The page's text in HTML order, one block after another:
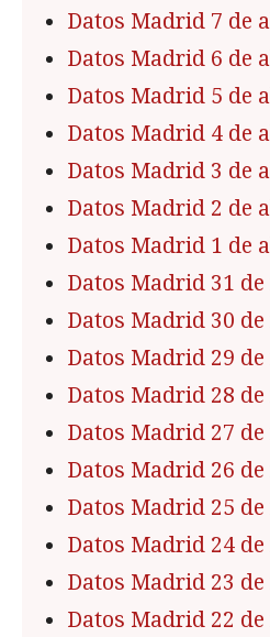
Datos Madrid 7 de
Datos Madrid 6 de
Datos Madrid 5 de
Datos Madrid 4 de
Datos Madrid 3 de
Datos Madrid 2 de
Datos Madrid 1 de
Datos Madrid 31
Datos Madrid 30
Datos Madrid 29
Datos Madrid 28
Datos Madrid 27
Datos Madrid 26
Datos Madrid 25
Datos Madrid 24
Datos Madrid 23
Datos Madrid 22